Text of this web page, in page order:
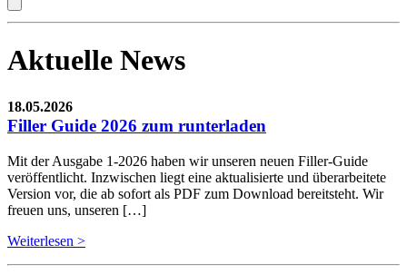
Aktuelle News
18.05.2026
Filler Guide 2026 zum runterladen
Mit der Ausgabe 1-2026 haben wir unseren neuen Filler-Guide
veröffentlicht. Inzwischen liegt eine aktualisierte und überarbeitete
Version vor, die ab sofort als PDF zum Download bereitsteht. Wir
freuen uns, unseren […]
Weiterlesen >